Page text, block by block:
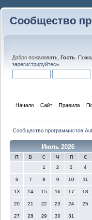
Сообщество
Добро пожаловать, Гость .
зарегистрируйтесь
Начало Сайт Правила
Сообщество программистов
Июль 2026
П В С Ч П С
1
2 3 4
6 7 8 9 10 11
13 14 15 16 17 18
20 21 22 23 24 25
27 28 29 30 31